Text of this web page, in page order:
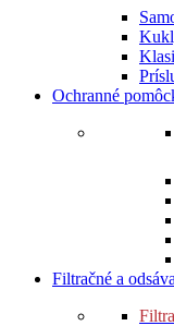
Ochranné
Filtračné a